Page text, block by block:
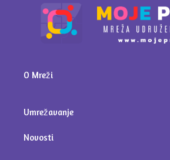
O Mreži
Umrežavanje
Novosti